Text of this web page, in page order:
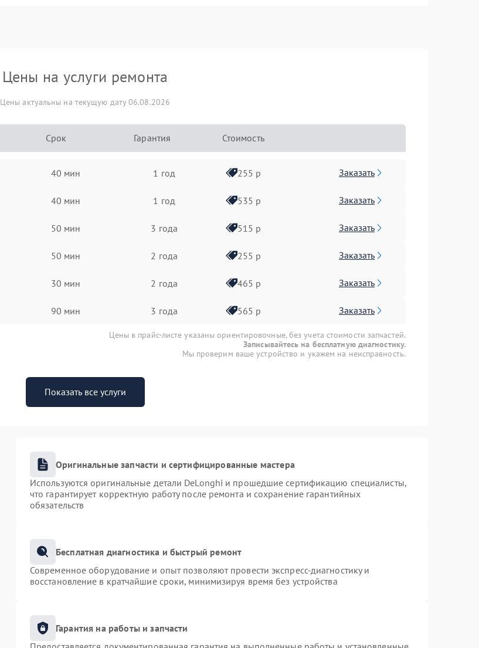
Цены на услуги ремонта
Цены актуальны на текущую дату 06.08.2026
Срок Гарантия Стоимость
40 мин 1 год 255 р Заказать
40 мин 1 год 535 р Заказать
50 мин 3 года 515 р Заказать
50 мин 2 года 255 р Заказать
30 мин 2 года 465 р Заказать
90 мин 3 года 565 р Заказать
Цены в прайс-листе указаны ориентировочные, без учета стоимости запчастей.
Записывайтесь на бесплатную диагностику.
Мы проверим ваше устройство и укажем на неисправность.
Показать все услуги
Оригинальные запчасти и сертифицированные мастера
Используются оригинальные детали DeLonghi и прошедшие сертификацию специалисты,
что гарантирует корректную работу после ремонта и сохранение гарантийных
обязательств
Бесплатная диагностика и быстрый ремонт
Современное оборудование и опыт позволяют провести экспресс-диагностику и
восстановление в кратчайшие сроки, минимизируя время без устройства
Гарантия на работы и запчасти